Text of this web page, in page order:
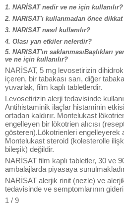
1. NARİSAT nedir ve ne için kullanılır?
2. NARISAT'ı kullanmadan önce
3. NARlSAT nasıl kullanılır?
4. Olası yan etkiler nelerdir?
5. NARISAT'ın saklanmasıBaşlıkları
ve ne için kullanılır?
NARİSAT, 5 mg levosetirizin
içeren, bir tabakası sarı, diğer
yuvarlak, film kaplı tabletlerdir.
Levosetirizin alerji tedavisinde
Antihistaminik ilaçlar histaminin
ortadan kaldırır. Montelukast
engelleyen bir lökotrien alıcısı
gösteren).Lökotrienleri engelleyerek
Montelukast steroid (kolesterolle
bileşik) değildir.
NARİSAT film kaplı tabletler, 30 ve
ambalajlarda piyasaya
NARİSAT alerjik rinit (nezle) ve
tedavisinde ve semptomlarının
1 / 9